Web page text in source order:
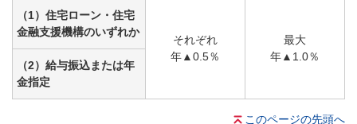
（1）住宅ローン・住宅
金融支援機構のいずれか
それぞれ
年▲0.5％
最大
年▲1.0％
（2）給与振込または年
金指定
このページの先頭へ